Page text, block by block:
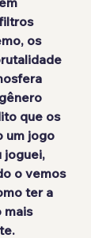
os
que os
um jogo
joguei,
o vemos
ter a
mais